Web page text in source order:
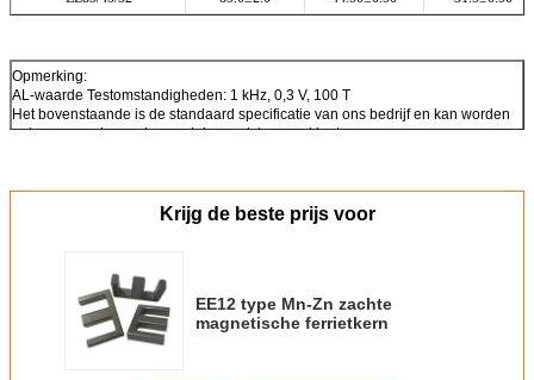
Opmerking:
AL-waarde Testomstandigheden: 1 kHz, 0,3 V, 100 T
Het bovenstaande is de standaard specificatie van ons bedrijf en kan worden
ontworpen volgens de speciale vereisten van klanten.
Krijg de beste prijs voor
EE12 type Mn-Zn zachte
magnetische ferrietkern